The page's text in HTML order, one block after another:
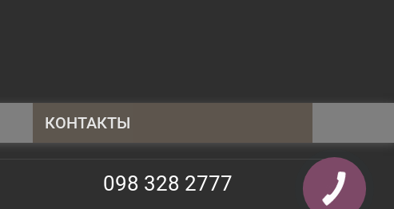
КОНТАКТЫ
098 328 2777
098 328 2777